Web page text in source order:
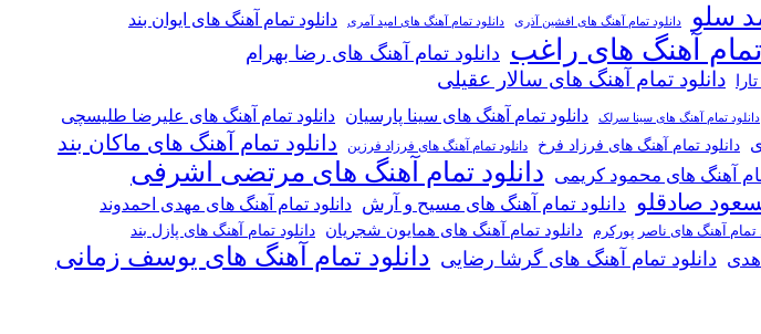
سلو دانلود تمام آهنگ های افشین آذری دانلود تمام آهنگ های امید آمری دانلود تمام آهنگ های ایوان بند
تمام آهنگ های راغب دانلود تمام آهنگ های رضا بهرام
دانلود تمام آهنگ های سالار عقیلی
دانلود تمام آهنگ های سینا سرلک دانلود تمام آهنگ های سینا پارسیان دانلود تمام آهنگ های علیرضا طلیسچی
دانلود تمام آهنگ های فرزاد فرخ دانلود تمام آهنگ های فرزاد فرزین دانلود تمام آهنگ های ماکان بند
آهنگ های محمود کریمی دانلود تمام آهنگ های مرتضی اشرفی
صادقلو دانلود تمام آهنگ های مسیح و آرش دانلود تمام آهنگ های مهدی احمدوند
تمام آهنگ های ناصر پورکرم دانلود تمام آهنگ های همایون شجریان دانلود تمام آهنگ های پازل بند
دانلود تمام آهنگ های گرشا رضایی دانلود تمام آهنگ های یوسف زمانی